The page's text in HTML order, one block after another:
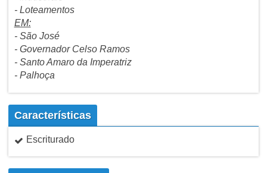
- Loteamentos
EM:
- São José
- Governador Celso Ramos
- Santo Amaro da Imperatriz
- Palhoça
Características
Escriturado